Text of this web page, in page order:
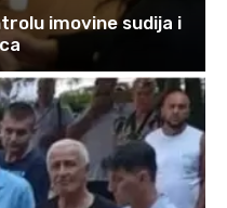
imovine sudija i